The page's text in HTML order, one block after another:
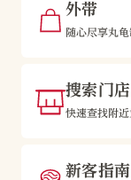
外带
随心尽享丸
搜索门店
快速查找附
新客指南